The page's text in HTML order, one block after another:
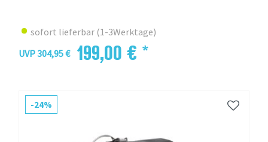
sofort lieferbar (1-3Werktage)
UVP 304,95 € 199,00 € *
-24%